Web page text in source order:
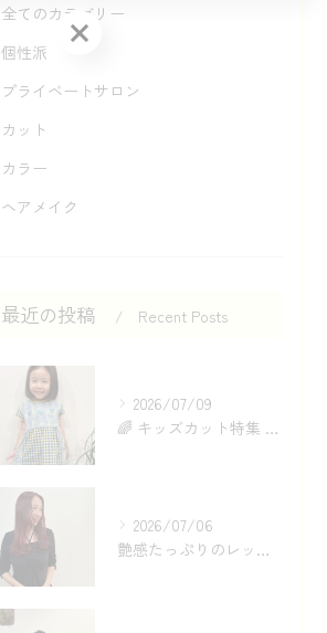
全てのカテゴリー
個性派
プライベートサロン
カット
カラー
ヘアメイク
最近の投稿 Recent Posts
2026/07/09
🌈 キッズカット特集 ✂️✨
2026/07/06
艶感たっぷりのレッドカラー❤️
CONTACT